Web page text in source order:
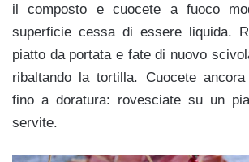
il composto e cuocete a fuoco
superficie cessa di essere liquida.
piatto da portata e fate di nuovo
ribaltando la tortilla. Cuocete
fino a doratura: rovesciate su un
servite.